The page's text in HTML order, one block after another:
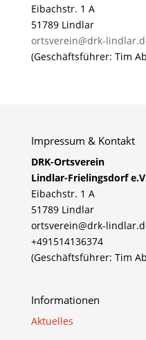
Eibachstr. 1 A
51789 Lindlar
ortsverein@drk-
(Geschäftsführer: Tim
Impressum & Kontakt
DRK-Ortsverein
Lindlar-Frielingsdorf
Eibachstr. 1 A
51789 Lindlar
ortsverein@drk-
+491514136374
(Geschäftsführer: Tim
Informationen
Aktuelles